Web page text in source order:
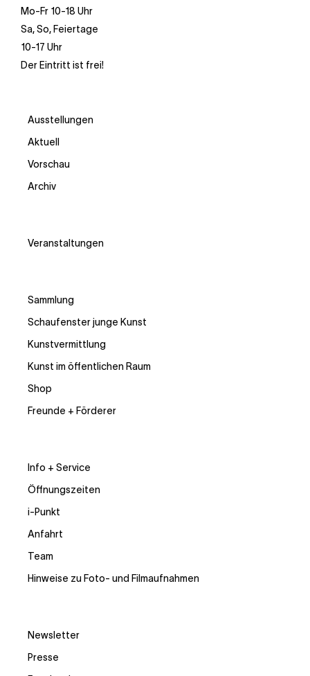
Mo-Fr 10-18 Uhr
Sa, So, Feiertage
10-17 Uhr
Der Eintritt ist frei!
Ausstellungen
Aktuell
Vorschau
Archiv
Veranstaltungen
Sammlung
Schaufenster junge Kunst
Kunstvermittlung
Kunst im öffentlichen Raum
Shop
Freunde + Förderer
Info + Service
Öffnungszeiten
i-Punkt
Anfahrt
Team
Hinweise zu Foto- und Filmaufnahmen
Newsletter
Presse